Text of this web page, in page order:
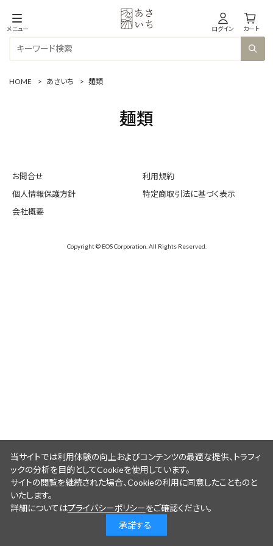
メニュー ログイン カート
HOME > あさいち > 麺類
麺類
お問合せ
利用規約
個人情報保護方針
特定商取引法に基づく表示
会社概要
Copyright © EOS Corporation. All Rights Reserved.
当サイトでは利用体験の向上およびコンテンツの最適な提供、トラフィ
ックの分析を目的としてCookieを使用しています。
サイトの閲覧を継続された場合、Cookieの利用に同意したことものと
いたします。
詳細についてはプライバシーポリシーをご確認ください。
承諾する